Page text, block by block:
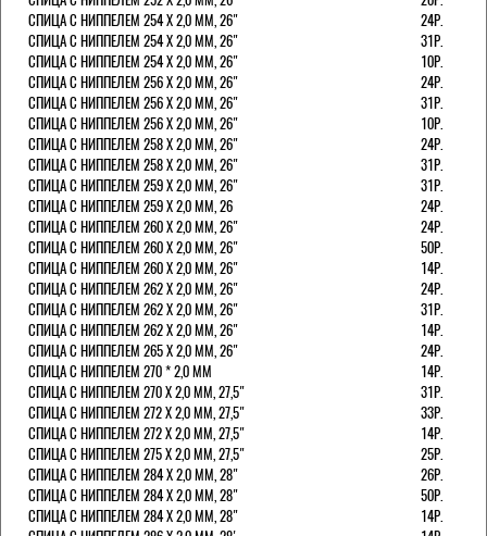
СПИЦА С НИППЕЛЕМ 254 Х 2,0 ММ, 26"
24Р.
СПИЦА С НИППЕЛЕМ 254 Х 2,0 ММ, 26"
31Р.
СПИЦА С НИППЕЛЕМ 254 Х 2,0 ММ, 26"
10Р.
СПИЦА С НИППЕЛЕМ 256 Х 2,0 ММ, 26"
24Р.
СПИЦА С НИППЕЛЕМ 256 Х 2,0 ММ, 26"
31Р.
СПИЦА С НИППЕЛЕМ 256 Х 2,0 ММ, 26"
10Р.
СПИЦА С НИППЕЛЕМ 258 Х 2,0 ММ, 26"
24Р.
СПИЦА С НИППЕЛЕМ 258 Х 2,0 ММ, 26"
31Р.
СПИЦА С НИППЕЛЕМ 259 Х 2,0 ММ, 26"
31Р.
СПИЦА С НИППЕЛЕМ 259 Х 2,0 ММ, 26
24Р.
СПИЦА С НИППЕЛЕМ 260 Х 2,0 ММ, 26"
24Р.
СПИЦА С НИППЕЛЕМ 260 Х 2,0 ММ, 26"
50Р.
СПИЦА С НИППЕЛЕМ 260 Х 2,0 ММ, 26"
14Р.
СПИЦА С НИППЕЛЕМ 262 Х 2,0 ММ, 26"
24Р.
СПИЦА С НИППЕЛЕМ 262 Х 2,0 ММ, 26"
31Р.
СПИЦА С НИППЕЛЕМ 262 Х 2,0 ММ, 26"
14Р.
СПИЦА С НИППЕЛЕМ 265 Х 2,0 ММ, 26"
24Р.
СПИЦА С НИППЕЛЕМ 270 * 2,0 ММ
14Р.
СПИЦА С НИППЕЛЕМ 270 Х 2,0 ММ, 27,5"
31Р.
СПИЦА С НИППЕЛЕМ 272 Х 2,0 ММ, 27,5"
33Р.
СПИЦА С НИППЕЛЕМ 272 Х 2,0 ММ, 27,5"
14Р.
СПИЦА С НИППЕЛЕМ 275 Х 2,0 ММ, 27,5"
25Р.
СПИЦА С НИППЕЛЕМ 284 Х 2,0 ММ, 28"
26Р.
СПИЦА С НИППЕЛЕМ 284 Х 2,0 ММ, 28"
50Р.
СПИЦА С НИППЕЛЕМ 284 Х 2,0 ММ, 28"
14Р.